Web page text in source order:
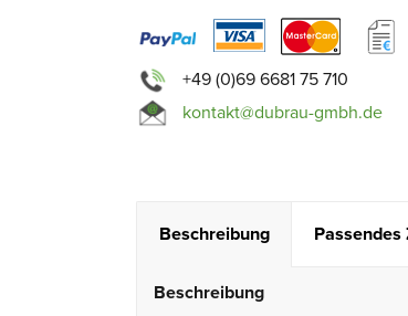
+49 (0)69 6681 75 710
kontakt@dubrau-gmbh.de
Beschreibung Passendes
Beschreibung